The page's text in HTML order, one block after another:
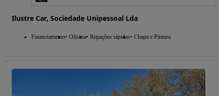
Ilustre Car, Sociedade Unipessoal Lda
Financiamento Oficina Repações rápidas Chapa e Pintura